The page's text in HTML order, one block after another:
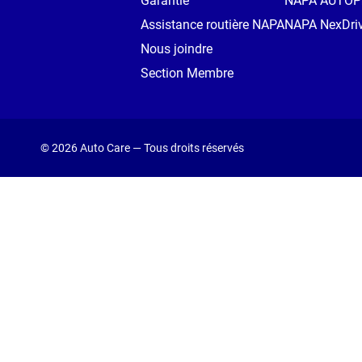
Assistance routière NAPA
Nous joindre
Section Membre
NAPA
© 2026 Auto Care — Tous droits réservés